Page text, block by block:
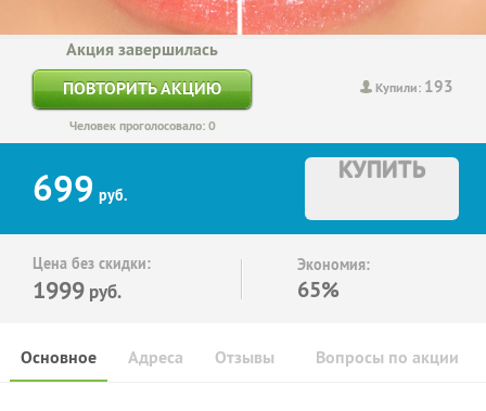
Купили: 193
Акция завершилась
ПОВТОРИТЬ АКЦИЮ
Человек проголосовало: 0
699 руб.
КУПИТЬ
Цена без скидки:
1999 руб.
Экономия:
65%
Основное Отзывы Вопросы по акции
Адреса